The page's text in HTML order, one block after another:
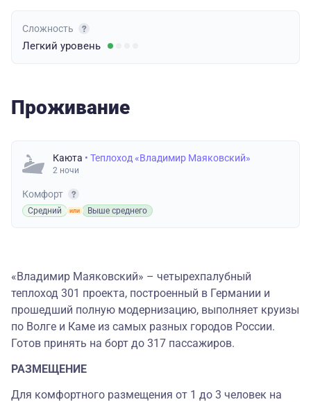
Сложность
Легкий уровень
Проживание
Каюта • Теплоход «Владимир Маяковский»
2 ночи
Комфорт
Средний Выше среднего
«Владимир Маяковский» – четырехпалубный
теплоход 301 проекта, построенный в Германии и
прошедший полную модернизацию, выполняет круизы
по Волге и Каме из самых разных городов России.
Готов принять на борт до 317 пассажиров.
РАЗМЕЩЕНИЕ
Для комфортного размещения от 1 до 3 человек на